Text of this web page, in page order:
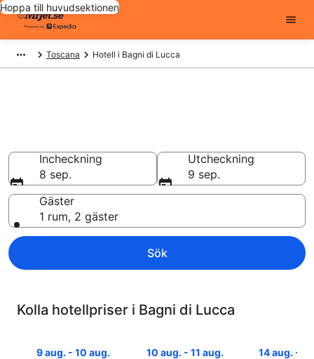
Hoppa till huvudsektionen
Toscana Hotell i Bagni di Lucca
Incheckning
8 sep.
Utcheckning
9 sep.
Gäster
1 rum, 2 gäster
Sök
Kolla hotellpriser i Bagni di Lucca
9 aug. - 10 aug.
10 aug. - 11 aug.
14 aug. -